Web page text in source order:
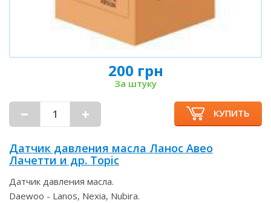
200 грн
За штуку
КУПИТЬ
Датчик давления масла Ланос Авео
Лачетти и др. Topic
Датчик давления масла.
Daewoo - Lanos, Nexia, Nubira.